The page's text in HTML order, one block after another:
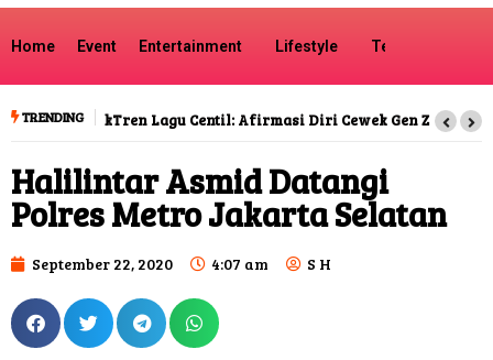
Home Event Entertainment Lifestyle Tech
TRENDING Tren Lagu Centil: Afirmasi Diri Cewek Gen Z
Halilintar Asmid Datangi
Polres Metro Jakarta Selatan
September 22, 2020 4:07 am S H